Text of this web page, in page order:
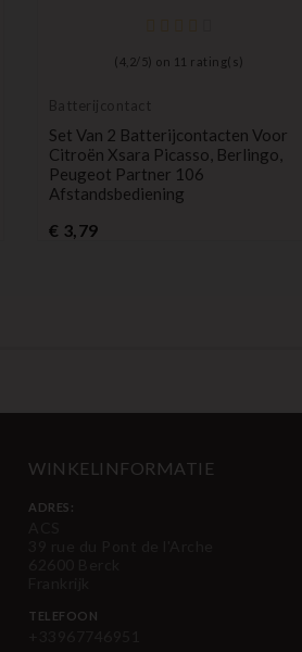
( 4,2/ 5) on 11 rating(s)
Batterijcontact
Set Van 2 Batterijcontacten Voor
Citroën Xsara Picasso, Berlingo,
Peugeot Partner 106
Afstandsbediening
€ 3,79Prijs
WINKELINFORMATIE
ADRES:
TELEFOON